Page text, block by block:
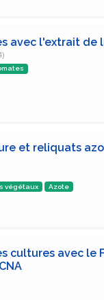
avec l'extrait de
et reliquats
végétaux Azote
cultures avec le